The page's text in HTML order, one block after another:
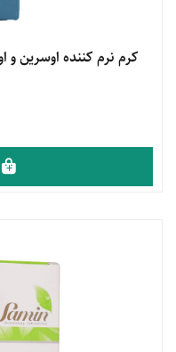
مشاهده محصول